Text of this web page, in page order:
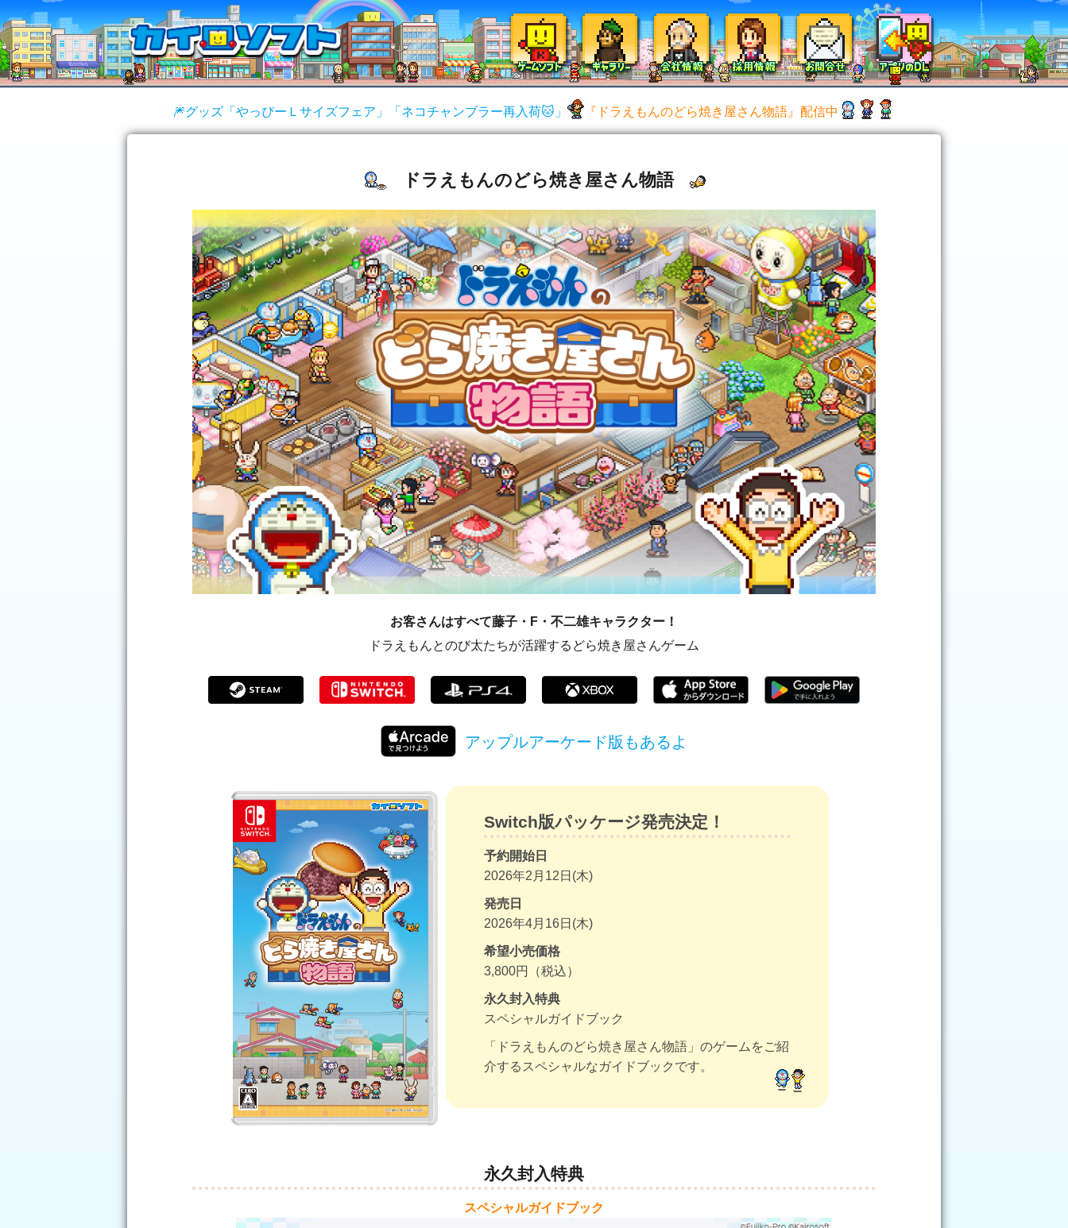
🎆グッズ「やっぴーＬサイズフェア」「ネコチャンブラー再入荷🐱」 『ドラえもんのどら焼き屋さん物語』配信中
ドラえもんのどら焼き屋さん物語
お客さんはすべて藤子・F・不二雄キャラクター！
ドラえもんとのび太たちが活躍するどら焼き屋さんゲーム
アップルアーケード版もあるよ
Switch版パッケージ発売決定！
予約開始日
2026年2月12日(木)
発売日
2026年4月16日(木)
希望小売価格
3,800円（税込）
永久封入特典
スペシャルガイドブック
「ドラえもんのどら焼き屋さん物語」のゲームをご紹
介するスペシャルなガイドブックです。
永久封入特典
スペシャルガイドブック